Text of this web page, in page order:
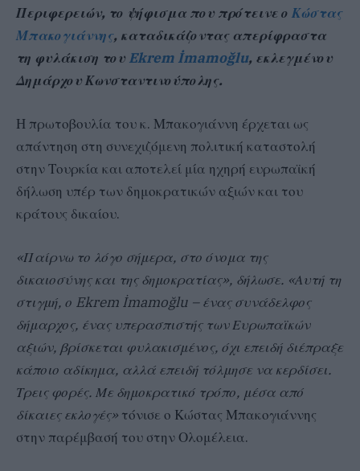
Περιφερειών, το ψήφισμα που πρότεινε ο Κώστας
Μπακογιάννης, καταδικάζοντας απερίφραστα
τη φυλάκιση του Ekrem İmamoğlu, εκλεγμένου
Δημάρχου Κωνσταντινούπολης.
Η πρωτοβουλία του κ. Μπακογιάννη έρχεται ως
απάντηση στη συνεχιζόμενη πολιτική καταστολή
στην Τουρκία και αποτελεί μία ηχηρή ευρωπαϊκή
δήλωση υπέρ των δημοκρατικών αξιών και του
κράτους δικαίου.
«Παίρνω το λόγο σήμερα, στο όνομα της
δικαιοσύνης και της δημοκρατίας», δήλωσε. «Αυτή τη
στιγμή, ο Ekrem İmamoğlu – ένας συνάδελφος
δήμαρχος, ένας υπερασπιστής των Ευρωπαϊκών
αξιών, βρίσκεται φυλακισμένος, όχι επειδή διέπραξε
κάποιο αδίκημα, αλλά επειδή τόλμησε να κερδίσει.
Τρεις φορές. Με δημοκρατικό τρόπο, μέσα από
δίκαιες εκλογές» τόνισε ο Κώστας Μπακογιάννης
στην παρέμβασή του στην Ολομέλεια.